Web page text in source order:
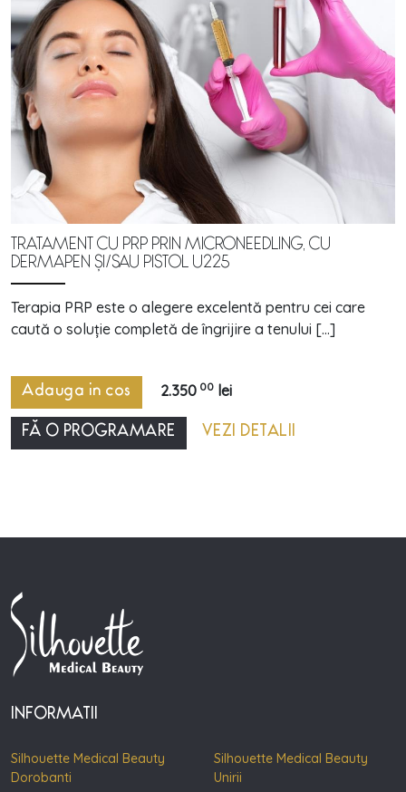
TRATAMENT CU PRP PRIN MICRONEEDLING, CU
DERMAPEN ȘI/SAU PISTOL U225
Terapia PRP este o alegere excelentă pentru cei care
caută o soluție completă de îngrijire a tenului [...]
Adauga in cos 2.35000 lei
FĂ O PROGRAMARE VEZI DETALII
INFORMATII
Silhouette Medical Beauty
Dorobanti
Silhouette Medical Beauty
Unirii